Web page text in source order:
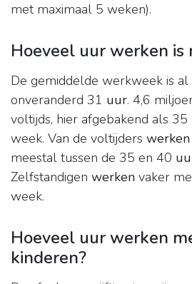
met maximaal 5 weken).
Hoeveel uur werken is
De gemiddelde werkweek is
onveranderd 31 uur. 4,6
voltijds, hier afgebakend als 35
week. Van de voltijders werken
meestal tussen de 35 en 40
Zelfstandigen werken vaker
week.
Hoeveel uur werken
kinderen?